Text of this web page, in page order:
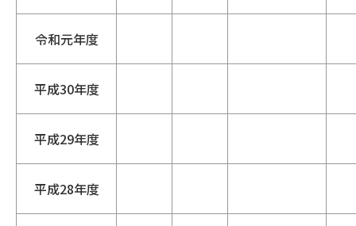
令和元年度
平成30年度
平成29年度
平成28年度